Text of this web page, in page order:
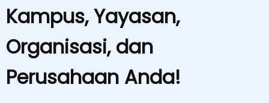
Kampus, Yayasan,
Organisasi, dan
Perusahaan Anda!